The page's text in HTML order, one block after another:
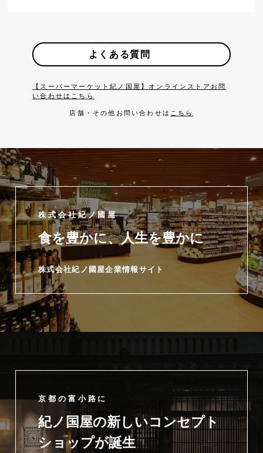
よくある質問
【スーパーマーケット紀ノ国屋】オンラインストアお問
い合わせはこちら
店舗・その他お問い合わせは こちら
株式会社紀ノ國屋
食を豊かに、人生を豊かに
株式会社紀ノ國屋企業情報サイト
京都の富小路に
紀ノ国屋の新しいコンセプト
ショップが誕生